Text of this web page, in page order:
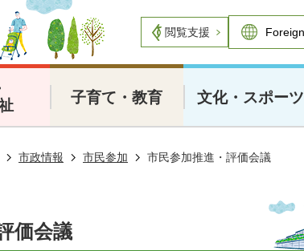
閲覧支援
子育て・教育 文化・スポーツ
市政情報 市民参加 市民参加推進・評価会議
価会議